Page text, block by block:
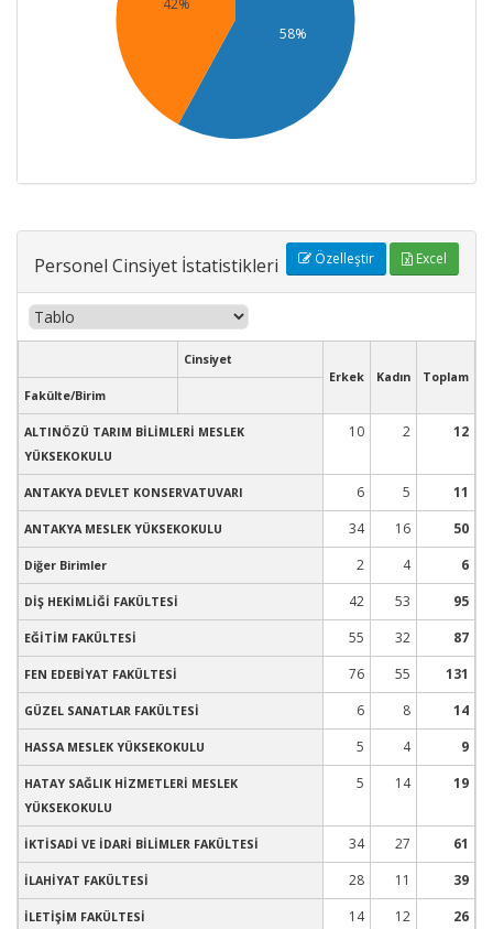
58%
42%
Personel Cinsiyet İstatistikleri Özelleştir Excel
Cinsiyet
Erkek
Kadın
Toplam
Fakülte/Birim
ALTINÖZÜ TARIM BİLİMLERİ MESLEK
YÜKSEKOKULU
10 2 12
ANTAKYA DEVLET KONSERVATUVARI 6 5 11
ANTAKYA MESLEK YÜKSEKOKULU 34 16 50
Diğer Birimler 2 4 6
DİŞ HEKİMLİĞİ FAKÜLTESİ 42 53 95
EĞİTİM FAKÜLTESİ 55 32 87
FEN EDEBİYAT FAKÜLTESİ 76 55 131
GÜZEL SANATLAR FAKÜLTESİ 6 8 14
HASSA MESLEK YÜKSEKOKULU 5 4 9
HATAY SAĞLIK HİZMETLERİ MESLEK
YÜKSEKOKULU
5 14 19
İKTİSADİ VE İDARİ BİLİMLER FAKÜLTESİ 34 27 61
İLAHİYAT FAKÜLTESİ 28 11 39
İLETİŞİM FAKÜLTESİ 14 12 26